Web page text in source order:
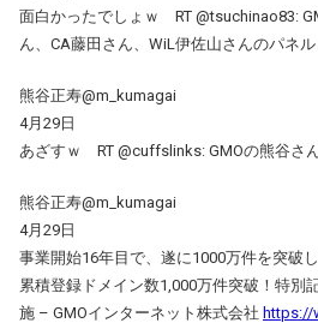
面白かったでしょｗ RT @tsuchinao83:
ん、CA藤田さん、WiL伊佐山さんのパネ
熊谷正寿@m_kumagai
4月29日
あざすｗ RT @cuffslinks: GMOの熊谷さ
熊谷正寿@m_kumagai
4月29日
事業開始16年目で、遂に1000万件を突破
累積登録ドメイン数1,000万件突破！特別
施 – GMOインターネット株式会社 https://